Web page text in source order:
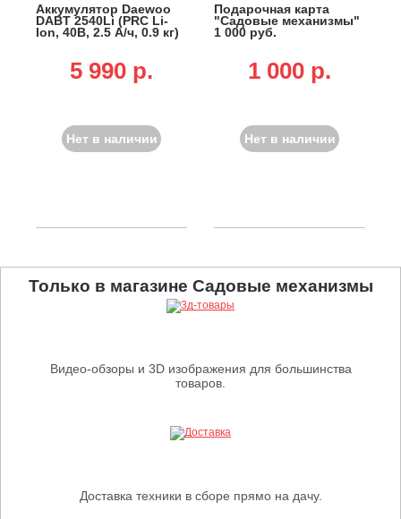
Аккумулятор Daewoo
DABT 2540Li (PRC Li-
Ion, 40В, 2.5 А/ч, 0.9 кг)
5 990 p.
Нет в наличии
Подарочная карта
"Садовые механизмы"
1 000 руб.
1 000 p.
Нет в наличии
Только в магазине Садовые механизмы
Видео-обзоры и 3D изображения для большинства
товаров.
Доставка техники в сборе прямо на дачу.